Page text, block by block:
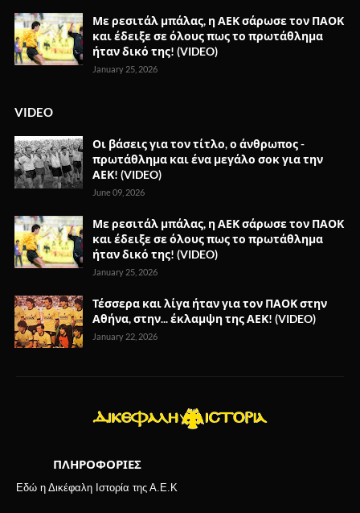
Με ρεσιτάλ μπάλας, η ΑΕΚ σάρωσε τον ΠΑΟΚ
και έδειξε σε όλους πως το πρωτάθλημα
ήταν δικό της! (VIDEO)
January 25, 2026
VIDEO
Οι βάσεις για τον τίτλο, ο άνθρωπος -
πρωτάθλημα και ένα μεγάλο σοκ για την
ΑΕΚ! (VIDEO)
June 09, 2026
Με ρεσιτάλ μπάλας, η ΑΕΚ σάρωσε τον ΠΑΟΚ
και έδειξε σε όλους πως το πρωτάθλημα
ήταν δικό της! (VIDEO)
January 25, 2026
Τέσσερα και λίγα ήταν για τον ΠΑΟΚ στην
Αθήνα, στην... έκλαμψη της ΑΕΚ! (VIDEO)
January 22, 2026
ΠΛΗΡΟΦΟΡΙΕΣ
Εδώ η Δικέφαλη Ιστορία της Α.Ε.Κ